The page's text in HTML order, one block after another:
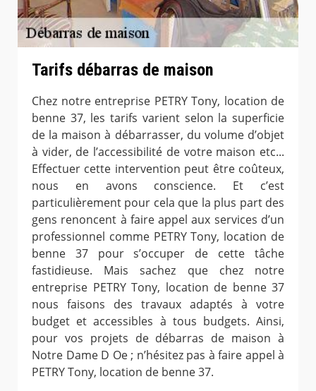
Tarifs débarras de maison
Chez notre entreprise PETRY Tony, location de
benne 37, les tarifs varient selon la superficie
de la maison à débarrasser, du volume d’objet
à vider, de l’accessibilité de votre maison etc...
Effectuer cette intervention peut être coûteux,
nous en avons conscience. Et c’est
particulièrement pour cela que la plus part des
gens renoncent à faire appel aux services d’un
professionnel comme PETRY Tony, location de
benne 37 pour s’occuper de cette tâche
fastidieuse. Mais sachez que chez notre
entreprise PETRY Tony, location de benne 37
nous faisons des travaux adaptés à votre
budget et accessibles à tous budgets. Ainsi,
pour vos projets de débarras de maison à
Notre Dame D Oe ; n’hésitez pas à faire appel à
PETRY Tony, location de benne 37.